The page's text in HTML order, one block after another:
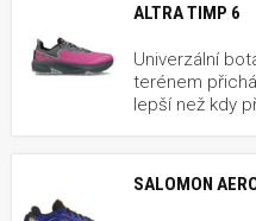
ALTRA TIMP 6
Univerzální
terénem
lepší než kdy
SALOMON